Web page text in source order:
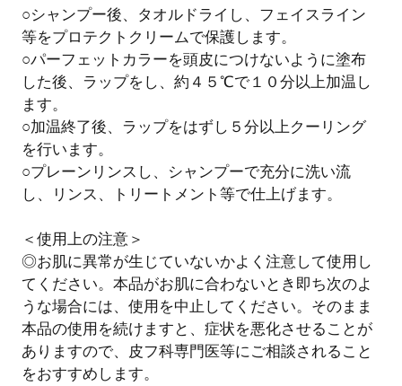
○シャンプー後、タオルドライし、フェイスライン
等をプロテクトクリームで保護します。
○パーフェットカラーを頭皮につけないように塗布
した後、ラップをし、約４５℃で１０分以上加温し
ます。
○加温終了後、ラップをはずし５分以上クーリング
を行います。
○プレーンリンスし、シャンプーで充分に洗い流
し、リンス、トリートメント等で仕上げます。
＜使用上の注意＞
◎お肌に異常が生じていないかよく注意して使用し
てください。本品がお肌に合わないとき即ち次のよ
うな場合には、使用を中止してください。そのまま
本品の使用を続けますと、症状を悪化させることが
ありますので、皮フ科専門医等にご相談されること
をおすすめします。